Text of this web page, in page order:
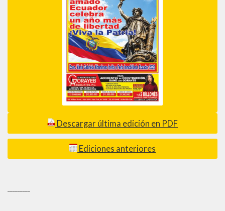
Descargar última edición en PDF
Ediciones anteriores